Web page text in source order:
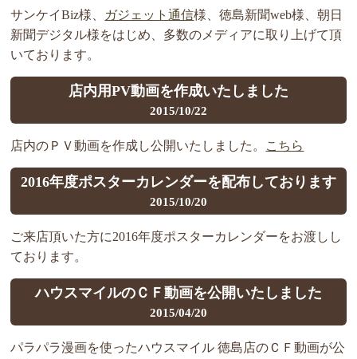
サンケイBiz様、 ガジェット通信様、徳島新聞web様、朝日
新聞デジタル様をはじめ、多数のメディアに取り上げて頂
いております。
店内用PV動画を作成いたしました
2015/10/22
店内のＰＶ動画を作成し公開いたしました。 こちら
2016年度ポスターカレンダーを配布しております
2015/10/20
ご来店頂いた方に2016年度ポスターカレンダーをお渡しし
ております。
ハウスマイルのＣＦ動画を公開いたしました
2015/04/20
パラパラ漫画を使ったハウスマイル 徳島店のＣＦ動画が公